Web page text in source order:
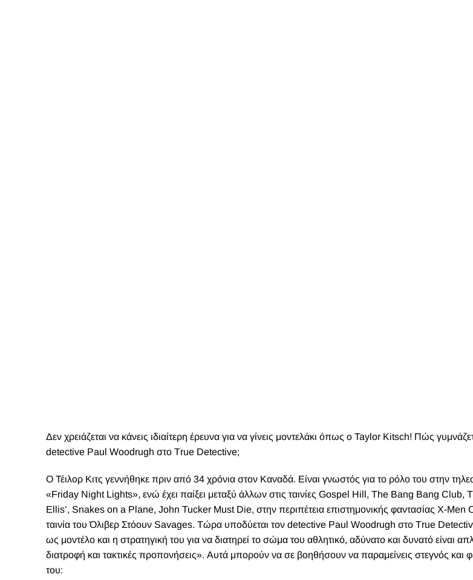
Δεν χρειάζεται να κάνεις ιδιαίτερη έρευνα για να γίνεις μοντελάκι όπως ο Taylor Kitsch! Πώς
detective Paul Woodrugh στο Τrue Detective;
O Τέιλορ Κιτς γεννήθηκε πριν από 34 χρόνια στον Καναδά. Eίναι γνωστός για το ρόλο του στην
«Friday Night Lights», ενώ έχει παίξει μεταξύ άλλων στις ταινίες Gospel Hill, The Bang Bang Club,
Ellis’, Snakes on a Plane, John Tucker Must Die, στην περιπέτεια επιστημονικής φαντασίας X-Men
ταινία του Όλιβερ Στόουν Savages. Τώρα υποδύεται τον detective Paul Woodrugh στο Τrue
ως μοντέλο και η στρατηγική του για να διατηρεί το σώμα του αθλητικό, αδύνατο και δυνατό είναι
διατροφή και τακτικές προπονήσεις». Αυτά μπορούν να σε βοηθήσουν να παραμείνεις στεγνός και
του: